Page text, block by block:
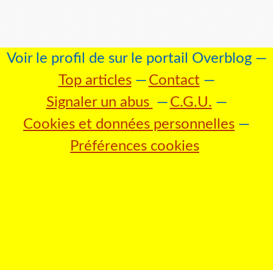
Voir le profil de sur le portail Overblog
Top articles
Contact
Signaler un abus
C.G.U.
Cookies et données personnelles
Préférences cookies